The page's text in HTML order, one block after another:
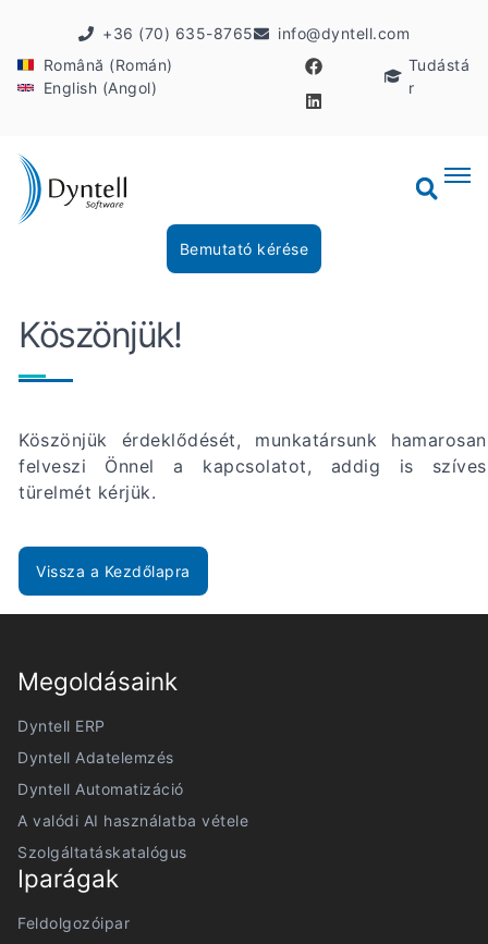
+36 (70) 635-8765
info@dyntell.com
Română (Román)
English (Angol)
Tudástá
r
Bemutató kérése
Köszönjük!
Köszönjük érdeklődését, munkatársunk hamarosan
felveszi Önnel a kapcsolatot, addig is szíves
türelmét kérjük.
Vissza a Kezdőlapra
Megoldásaink
Dyntell ERP
Dyntell Adatelemzés
Dyntell Automatizáció
A valódi AI használatba vétele
Szolgáltatáskatalógus
Iparágak
Feldolgozóipar